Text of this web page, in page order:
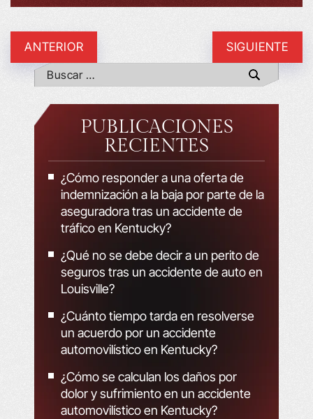
ANTERIOR SIGUIENTE
PUBLICACIONES
RECIENTES
¿Cómo responder a una oferta de
indemnización a la baja por parte de la
aseguradora tras un accidente de
tráfico en Kentucky?
¿Qué no se debe decir a un perito de
seguros tras un accidente de auto en
Louisville?
¿Cuánto tiempo tarda en resolverse
un acuerdo por un accidente
automovilístico en Kentucky?
¿Cómo se calculan los daños por
dolor y sufrimiento en un accidente
automovilístico en Kentucky?